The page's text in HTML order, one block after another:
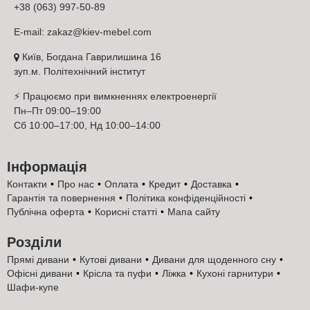
приватний будинок за дійсно доступною та низькою ціною.
Як вигідно та недорого купити настінне
дзеркало та трюмо Київ-Меблі™ за
доступною ціною
Що входить до повного комплекту меблів Київ-
Що входить в повний комплект меблів? Недорога спальня в
сучасному стилі - це набір функціональних та зручних меблів
для організації комфортної зони відпочинку. У стандартний набір
трюмо, настінне дзеркало та трюмо. Крім того, в модульний
комплекту залежить від складу та кількості меблів. Перевагою
модульного комплекту та трюмо є можливість відмовитися від
непотрібних меблів, купивши тільки необхідні речі, або навпаки,
це колекція єдиних стилів, в якій всі меблі ідеально
поєднуються і разом створюють функціональний гарнітур для
організації повноцінної зони відпочинку та системи зберігання.
Купити в кредит та розстрочка або оплата
+38 (063) 997-50-89
E-mail: zakaz@kiev-mebel.com
Київ, Богдана Гаврилишина 16
зуп.м. Політехнічний інститут
⚡ Працюємо при вимкненнях електроенергії
Пн–Пт 09:00–19:00
Сб 10:00–17:00, Нд 10:00–14:00
Інформація
Контакти Про нас Оплата Кредит
Доставка
Гарантія та повернення
Політика конфіденційності
Публічна оферта
Корисні статті Мапа сайту
Розділи
Прямі дивани Кутові дивани
Дивани для щоденного сну
Офісні дивани
Крісла та пуфи Ліжка
Кухоні гарнитури
Шафи-купе